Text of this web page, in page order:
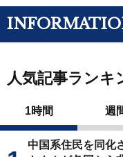
人気記事ランキ
1時間 週
中国系住民を同化